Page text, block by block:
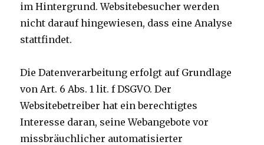
im Hintergrund. Websitebesucher werden
nicht darauf hingewiesen, dass eine Analyse
stattfindet.
Die Datenverarbeitung erfolgt auf Grundlage
von Art. 6 Abs. 1 lit. f DSGVO. Der
Websitebetreiber hat ein berechtigtes
Interesse daran, seine Webangebote vor
missbräuchlicher automatisierter